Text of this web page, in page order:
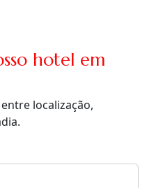
hotel em
localização,